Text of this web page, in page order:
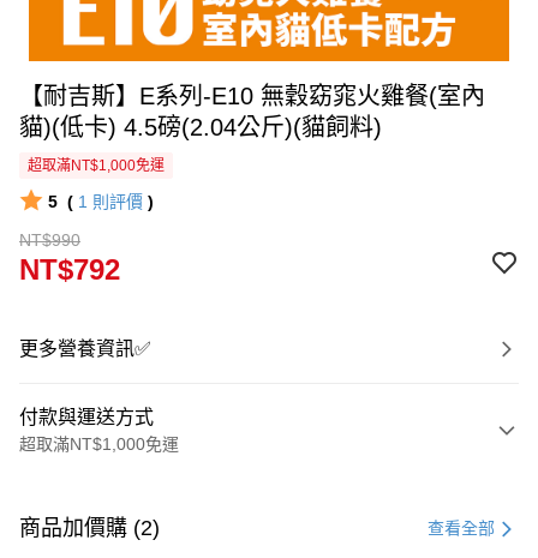
【耐吉斯】E系列-E10 無穀窈窕火雞餐(室內
貓)(低卡) 4.5磅(2.04公斤)(貓飼料)
超取滿NT$1,000免運
5 ( 1 則評價 )
NT$990
NT$792
更多營養資訊✅
付款與運送方式
超取滿NT$1,000免運
信用卡一次付款
商品加價購 (2) 查看全部